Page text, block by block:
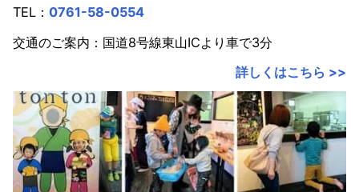
2019年
2018年
2016年
2015年
2014年
TEL： 0761-58-0554
交通のご案内：国道8号線東山ICより車で3分
詳しくはこちら >>